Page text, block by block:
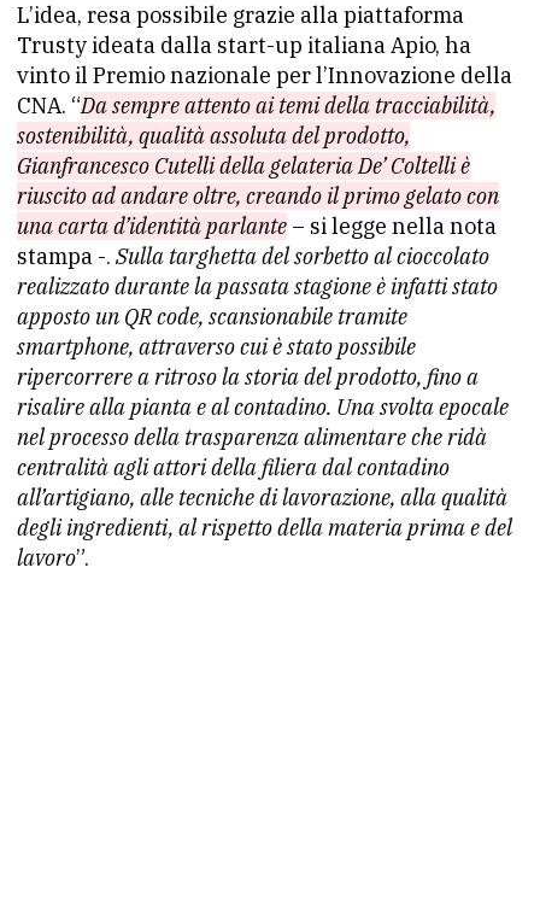
L’idea, resa possibile grazie alla piattaforma
Trusty ideata dalla start-up italiana Apio, ha
vinto il Premio nazionale per l’Innovazione della
CNA. “Da sempre attento ai temi della tracciabilità,
sostenibilità, qualità assoluta del prodotto,
Gianfrancesco Cutelli della gelateria De’ Coltelli è
riuscito ad andare oltre, creando il primo gelato con
una carta d’identità parlante – si legge nella nota
stampa -. Sulla targhetta del sorbetto al cioccolato
realizzato durante la passata stagione è infatti stato
apposto un QR code, scansionabile tramite
smartphone, attraverso cui è stato possibile
ripercorrere a ritroso la storia del prodotto, fino a
risalire alla pianta e al contadino. Una svolta epocale
nel processo della trasparenza alimentare che ridà
centralità agli attori della filiera dal contadino
all’artigiano, alle tecniche di lavorazione, alla qualità
degli ingredienti, al rispetto della materia prima e del
lavoro”.